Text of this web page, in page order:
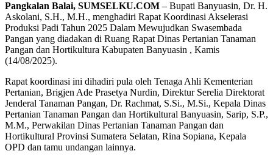
Pangkalan Balai, SUMSELKU.COM – Bupati Banyuasin, Dr. H.
Askolani, S.H., M.H., menghadiri Rapat Koordinasi Akselerasi
Produksi Padi Tahun 2025 Dalam Mewujudkan Swasembada
Pangan yang diadakan di Ruang Rapat Dinas Pertanian Tanaman
Pangan dan Hortikultura Kabupaten Banyuasin , Kamis
(14/08/2025).
Rapat koordinasi ini dihadiri pula oleh Tenaga Ahli Kementerian
Pertanian, Brigjen Ade Prasetya Nurdin, Direktur Serelia Direktorat
Jenderal Tanaman Pangan, Dr. Rachmat, S.Si., M.Si., Kepala Dinas
Pertanian Tanaman Pangan dan Hortikultural Banyuasin, Sarip, S.P.,
M.M., Perwakilan Dinas Pertanian Tanaman Pangan dan
Hortikultural Provinsi Sumatera Selatan, Rina Sopiana, Kepala
OPD dan tamu undangan lainnya.